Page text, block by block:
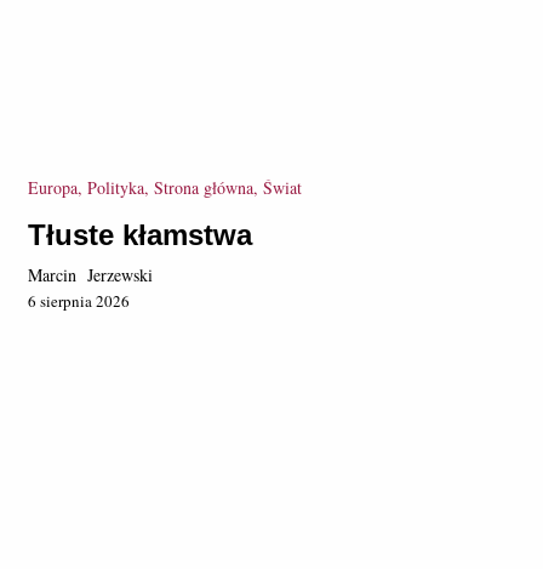
Europa, Polityka, Strona główna, Świat
Tłuste kłamstwa
Marcin Jerzewski
6 sierpnia 2026